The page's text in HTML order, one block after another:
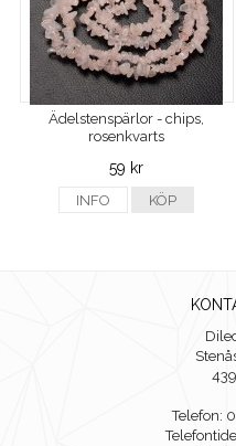
Ädelstenspärlor - chips,
rosenkvarts
59 kr
INFO KÖP
Telefon: